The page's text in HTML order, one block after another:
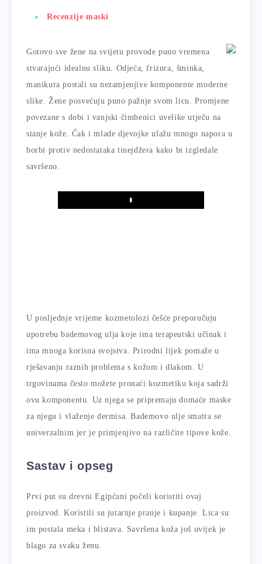
Recenzije maski
Gotovo sve žene na svijetu provode puno vremena
stvarajući idealnu sliku. Odjeća, frizura, šminka,
manikura postali su nezamjenjive komponente moderne
slike. Žene posvećuju puno pažnje svom licu. Promjene
povezane s dobi i vanjski čimbenici uvelike utječu na
stanje kože. Čak i mlade djevojke ulažu mnogo napora u
borbi protiv nedostataka tinejdžera kako bi izgledale
savršeno.
Play
U posljednje vrijeme kozmetolozi češće preporučuju
upotrebu bademovog ulja koje ima terapeutski učinak i
ima mnoga korisna svojstva. Prirodni lijek pomaže u
rješavanju raznih problema s kožom i dlakom. U
trgovinama često možete pronaći kozmetiku koja sadrži
ovu komponentu. Uz njega se pripremaju domaće maske
za njegu i vlaženje dermisa. Bademovo ulje smatra se
univerzalnim jer je primjenjivo na različite tipove kože.
Sastav i opseg
Prvi put su drevni Egipćani počeli koristiti ovaj
proizvod. Koristili su jutarnje pranje i kupanje. Lica su
im postala meka i blistava. Savršena koža još uvijek je
blago za svaku ženu.